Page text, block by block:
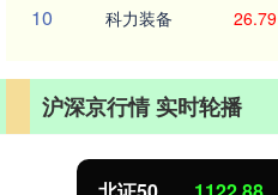
10 科力装备 26.79
沪深京行情 实时轮播